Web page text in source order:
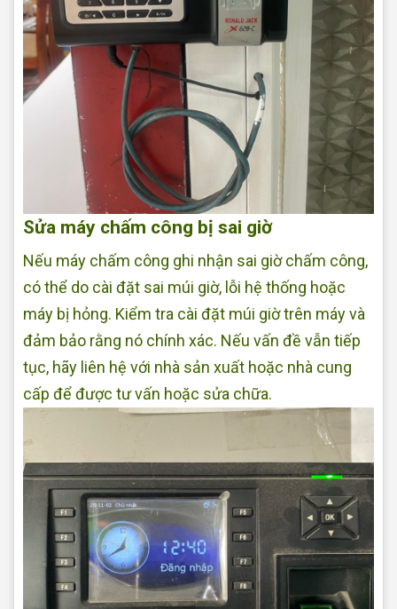
Sửa máy chấm công bị sai giờ
Nếu máy chấm công ghi nhận sai giờ chấm công,
có thể do cài đặt sai múi giờ, lỗi hệ thống hoặc
máy bị hỏng. Kiểm tra cài đặt múi giờ trên máy và
đảm bảo rằng nó chính xác. Nếu vấn đề vẫn tiếp
tục, hãy liên hệ với nhà sản xuất hoặc nhà cung
cấp để được tư vấn hoặc sửa chữa.